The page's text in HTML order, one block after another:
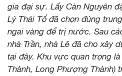
gia đại sự. Lấy Càn Nguyên
Lý Thái Tổ đã chọn đúng
ngai vàng để trị nước. Sau
nhà Trần, nhà Lê đã cho xây
tại đây. Khu vực quan trọng
Thành, Long Phượng Thành)